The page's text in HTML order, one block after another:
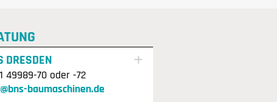
DRESDEN
49989-70 oder -72
baumaschinen.de